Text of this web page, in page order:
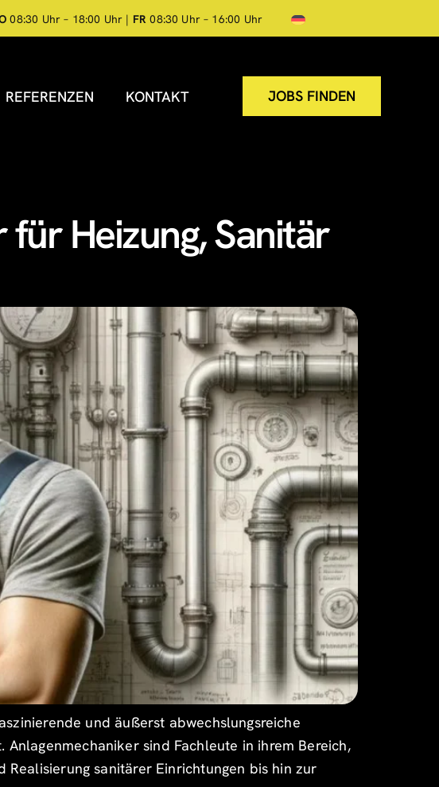
08:30 Uhr – 18:00 Uhr | FR 08:30 Uhr – 16:00 Uhr
REFERENZEN KONTAKT JOBS FINDEN
Heizung, Sanitär
und äußerst abwechslungsreiche
sind Fachleute in ihrem Bereich,
sanitärer Einrichtungen bis hin zur